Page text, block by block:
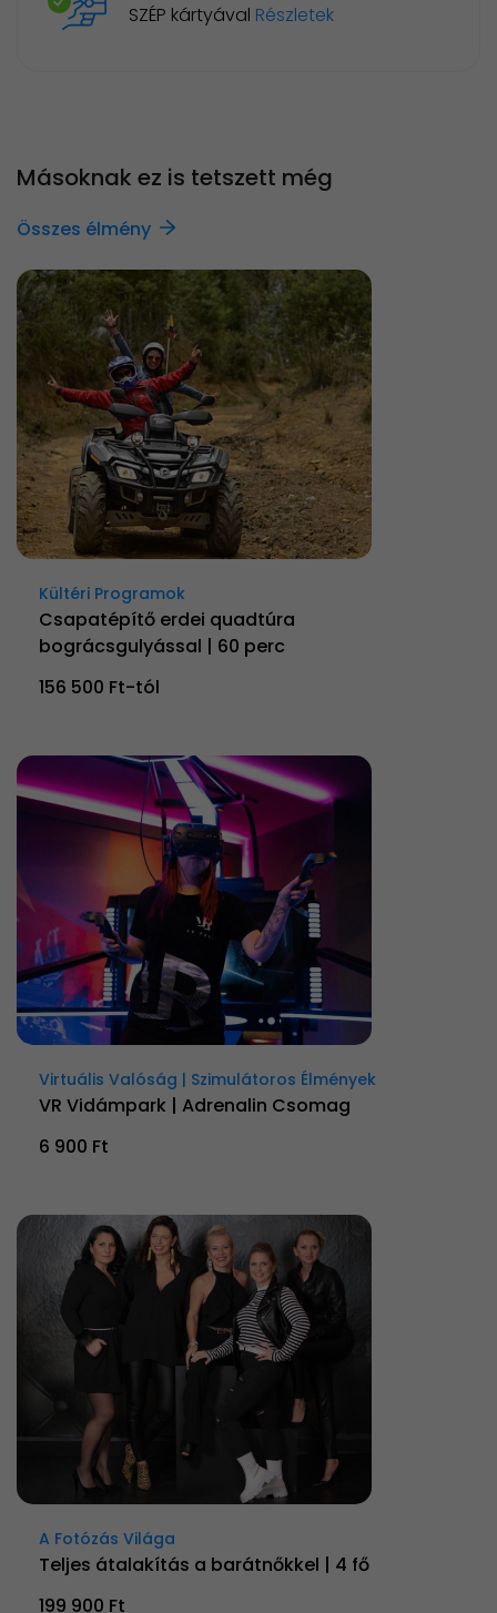
SZÉP kártyával Részletek
Másoknak ez is tetszett még
Összes élmény
Kültéri Programok
Csapatépítő erdei quadtúra
bográcsgulyással | 60 perc
156 500 Ft-tól
Virtuális Valóság | Szimulátoros Élmények
VR Vidámpark | Adrenalin Csomag
6 900 Ft
A Fotózás Világa
Teljes átalakítás a barátnőkkel | 4 fő
199 900 Ft